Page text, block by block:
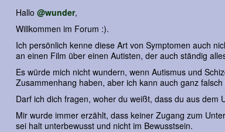
Hallo @wunder,
Willkommen im Forum :).
Ich persönlich kenne diese Art von Symptomen auch
an einen Film über einen Autisten, der auch ständig
Es würde mich nicht wundern, wenn Autismus und
Zusammenhang haben, aber ich kann auch ganz falsch
Darf ich dich fragen, woher du weißt, dass du aus dem
Mir wurde immer erzählt, dass keiner Zugang zum
sei halt unterbewusst und nicht im Bewusstsein.